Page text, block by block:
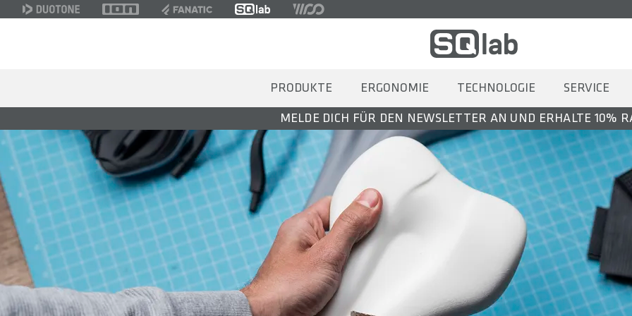
PRODUKTE ERGONOMIE TECHNOLOGIE SERVICE
MELDE DICH FÜR DEN NEWSLETTER AN UND ERHALTE 10%